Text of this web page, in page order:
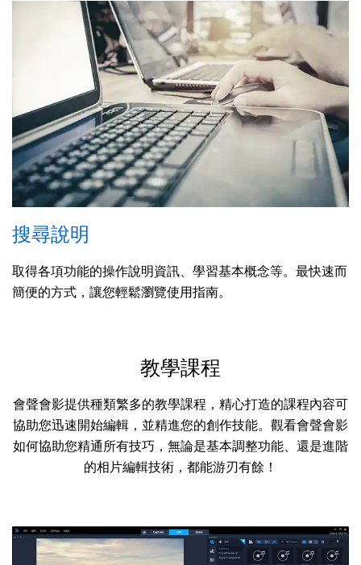
搜尋說明
取得各項功能的操作說明資訊、學習基本概念等。最快速而
簡便的方式，讓您輕鬆瀏覽使用指南。
教學課程
會聲會影提供種類繁多的教學課程，精心打造的課程內容可
協助您迅速開始編輯，並精進您的創作技能。觀看會聲會影
如何協助您精通所有技巧，無論是基本調整功能、還是進階
的相片編輯技術，都能游刃有餘！